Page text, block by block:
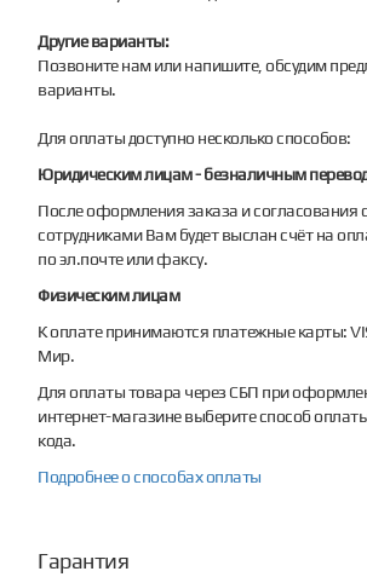
Другие варианты:
Позвоните нам или напишите, обсудим
варианты.
Для оплаты доступно несколько способов:
Юридическим лицам - безналичным
После оформления заказа и согласования
сотрудниками Вам будет выслан счёт на
по эл.почте или факсу.
Физическим лицам
К оплате принимаются платежные карты:
Мир.
Для оплаты товара через СБП при
интернет-магазине выберите способ
кода.
Подробнее о способах оплаты
Гарантия